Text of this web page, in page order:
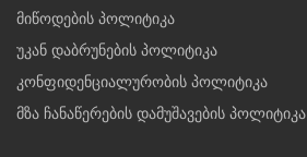
მიწოდების პოლიტიკა
უკან დაბრუნების პოლიტიკა
კონფიდენციალურობის პოლიტიკა
მზა ჩანაწერების დამუშავების პოლიტიკა